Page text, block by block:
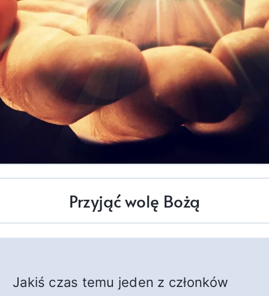
Przyjąć wolę Bożą
Jakiś czas temu jeden z członków